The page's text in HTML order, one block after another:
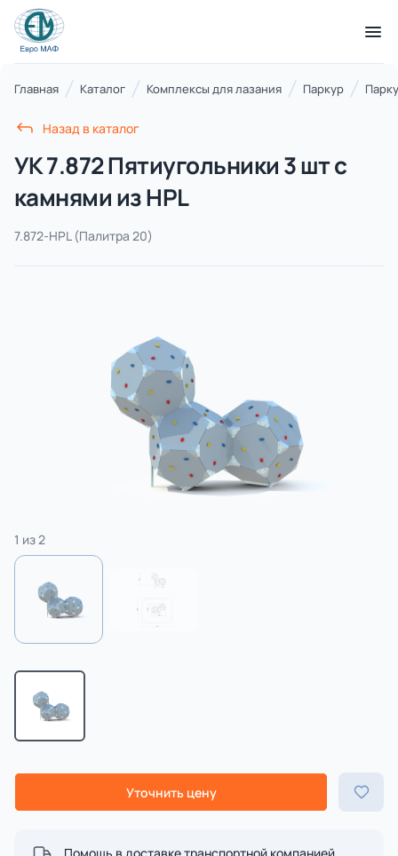
КАТАЛОГ ТОВАРОВ
21 категория
Благоустройство территорий
7 категорий
Комплексы для лазания
3 категории
4 категории
Главная Каталог Комплексы для лазания Паркур
Назад в каталог
УК 7.872 Пятиугольники 3 шт с
камнями из HPL
7.872-HPL (Палитра 20)
1 из2
Уточнить цену